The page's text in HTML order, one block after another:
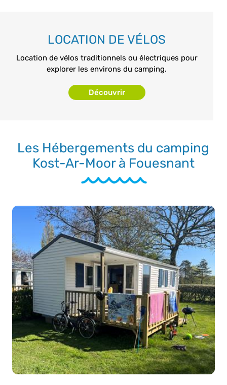
LOCATION DE VÉLOS
Location de vélos traditionnels ou électriques pour
explorer les environs du camping.
Découvrir
Les Hébergements du camping
Kost-Ar-Moor à Fouesnant